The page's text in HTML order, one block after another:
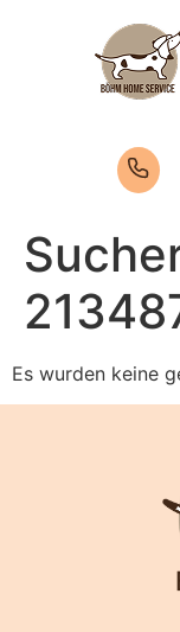
Es wurden keine